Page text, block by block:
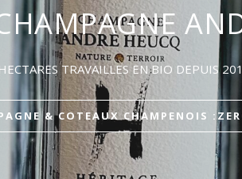
ZERO SO2 AJOUTE -
DU TERROIR 2020 : VENTE